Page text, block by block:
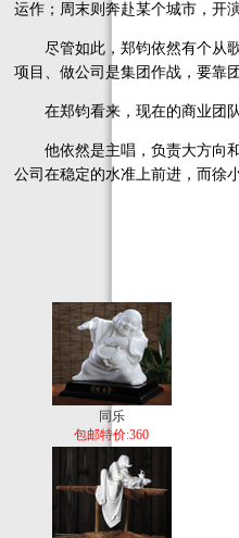
运作；周末则奔赴某个城市，开
尽管如此，郑钧依然有个从歌
项目、做公司是集团作战，要靠
在郑钧看来，现在的商业团队
他依然是主唱，负责大方向和
公司在稳定的水准上前进，而徐
同乐
包邮特价:360